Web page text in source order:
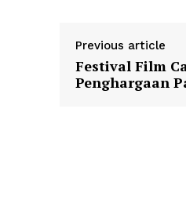
Previous article
Festival Film
Penghargaan